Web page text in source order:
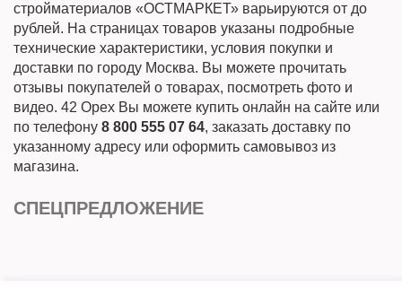
стройматериалов «ОСТМАРКЕТ» варьируются от до
рублей. На страницах товаров указаны подробные
технические характеристики, условия покупки и
доставки по городу Москва. Вы можете прочитать
отзывы покупателей о товарах, посмотреть фото и
видео. 42 Орех Вы можете купить онлайн на сайте или
по телефону 8 800 555 07 64, заказать доставку по
указанному адресу или оформить самовывоз из
магазина.
СПЕЦПРЕДЛОЖЕНИЕ